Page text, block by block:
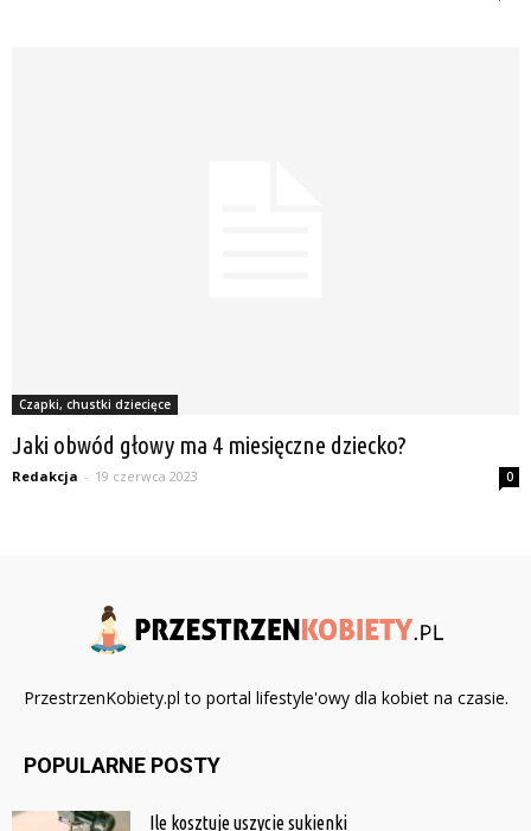
Czapki, chustki dziecięce
Jaki obwód głowy ma 4 miesięczne dziecko?
Redakcja - 19 czerwca 2023 0
PrzestrzenKobiety.pl to portal lifestyle'owy dla kobiet na czasie.
POPULARNE POSTY
Ile kosztuje uszycie sukienki